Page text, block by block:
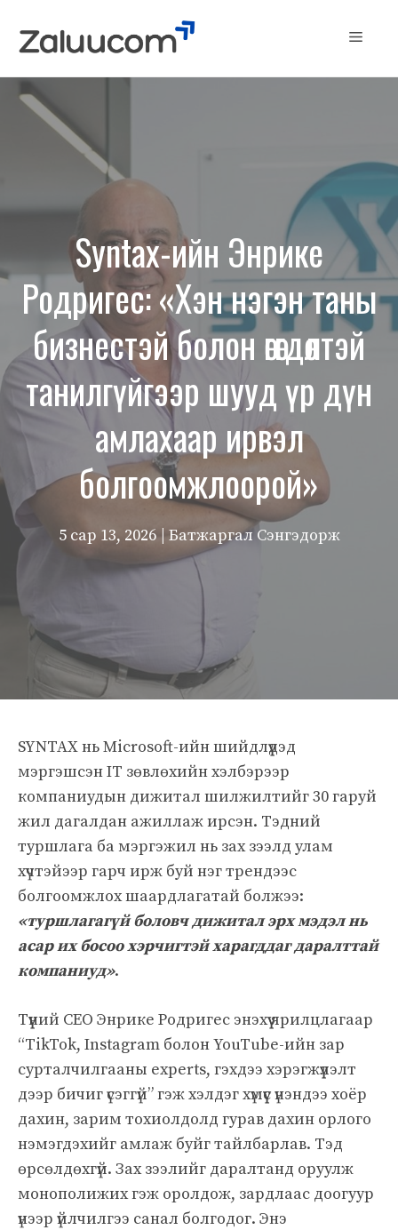
Menu
Syntax-ийн Энрике
Родригес: «Хэн нэгэн таны
бизнестэй болон өгөгдөлтэй
танилгүйгээр шууд үр дүн
амлахаар ирвэл
болгоомжлоорой»
5 сар 13, 2026 | Батжаргал Сэнгэдорж
SYNTAX нь Microsoft-ийн шийдлүүдэд
мэргэшсэн IT зөвлөхийн хэлбэрээр
компаниудын дижитал шилжилтийг 30 гаруй
жил дагалдан ажиллаж ирсэн. Тэдний
туршлага ба мэргэжил нь зах зээлд улам
хүчтэйээр гарч ирж буй нэг трендээс
болгоомжлох шаардлагатай болжээ:
«туршлагагүй боловч дижитал эрх мэдэл нь
асар их босоо хэрчигтэй харагддаг даралттай
компаниуд».
Түүний CEO Энрике Родригес энэхүү ярилцлагаар
“TikTok, Instagram болон YouTube-ийн зар
сурталчилгааны experts, гэхдээ хэрэгжүүлэлт
дээр бичиг үсэггүй” гэж хэлдэг хүмүүс үнэндээ хоёр
дахин, зарим тохиолдолд гурав дахин орлого
нэмэгдэхийг амлаж буйг тайлбарлав. Тэд
өрсөлдөхгүй. Зах зээлийг даралтанд оруулж
монополижих гэж оролдож, зардлаас доогуур
үнээр үйлчилгээ санал болгодог. Энэ